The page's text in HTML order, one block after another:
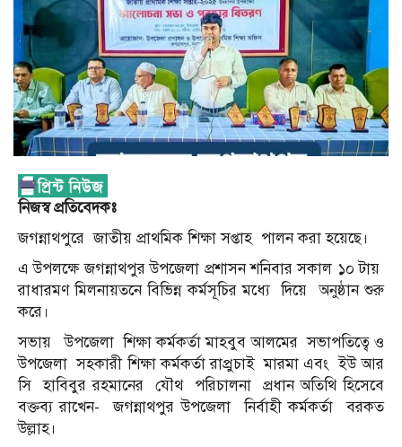
নিজস্ব প্রতিবেদকঃ
জগন্নাথপুরে জাতীয় প্রাথমিক শিক্ষা সপ্তাহ পালন করা হয়েছে।
এ উপলক্ষে জগন্নাথপুর উপজেলা প্রশাসন শনিবার সকাল ১০ টায়
রাধারমণ মিলনায়তনে বিভিন্ন কর্মসূচির মধ্যে দিয়ে
অনুষ্ঠান শুরু
করে।
সভায়
উপজেলা শিক্ষা কর্মকর্তা মাহবুব আলমের সভাপতিত্বে ও
উপজেলা সহকারী শিক্ষা কর্মকর্তা রাপ্রুচাই মারমা এবং ইউ আর
সি
হাবিবুর রহমানের যৌথ পরিচালনা
প্রধান অতিথি হিসেবে
বক্তব্য রাখেন-
জগন্নাথপুর উপজেলা নির্বাহী কর্মকর্তা
বরকত
উল্লাহ।